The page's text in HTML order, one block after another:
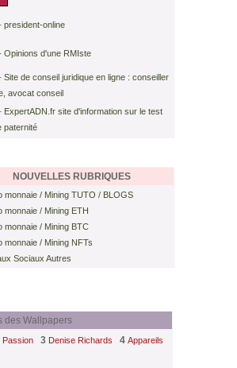
president-online
Opinions d'une RMIste
Site de conseil juridique en ligne : conseiller
avocat conseil
ExpertADN.fr site d'information sur le test
paternité
NOUVELLES RUBRIQUES
monnaie / Mining TUTO / BLOGS
monnaie / Mining ETH
monnaie / Mining BTC
monnaie / Mining NFTs
Sociaux Autres
des Wallpapers
Passion 3 Denise Richards 4 Appareils